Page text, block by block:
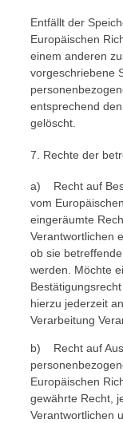
Entfällt der
Europäischen
einem anderen
vorgeschriebene
entsprechend
gelöscht.
7. Rechte der
a) Recht auf
vom
eingeräumte
Verantwortlichen
ob sie
werden. Möchte
hierzu jederzeit
Verarbeitung
b) Recht auf
Europäischen
gewährte Recht,
Verantwortlichen